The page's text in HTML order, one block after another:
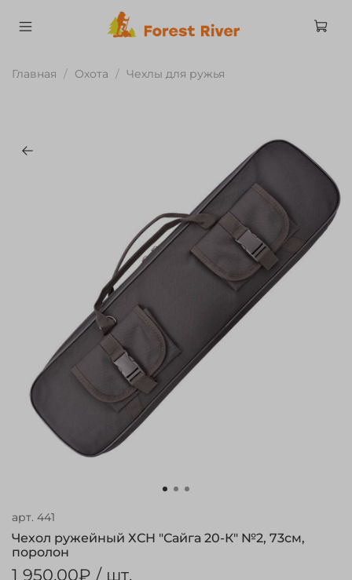
Главная Охота Чехлы для ружья
арт. 441
Чехол ружейный ХСН "Сайга 20-К" №2, 73см,
поролон
1 950.00₽ / шт.